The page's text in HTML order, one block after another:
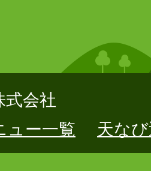
式会社
ュー一覧
天な